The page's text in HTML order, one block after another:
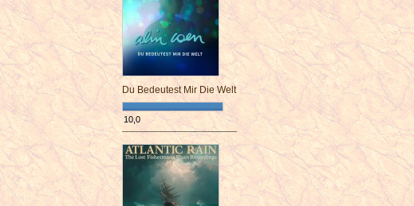
Du Bedeutest Mir Die Welt
10,0
¯¯¯¯¯¯¯¯¯¯¯¯¯¯¯¯¯¯¯¯¯¯¯¯